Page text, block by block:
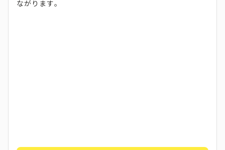
ながります。